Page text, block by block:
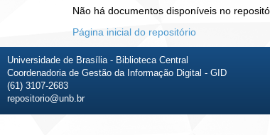
Não há documentos disponíveis no
Página inicial do repositório
Universidade de Brasília - Biblioteca Central
Coordenadoria de Gestão da Informação Digital - GID
(61) 3107-2683
repositorio@unb.br